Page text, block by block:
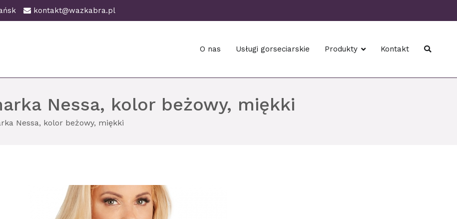
kontakt@wazkabra.pl
O nas Usługi gorseciarskie Produkty Kontakt
Nessa, kolor beżowy, miękki
Nessa, kolor beżowy, miękki